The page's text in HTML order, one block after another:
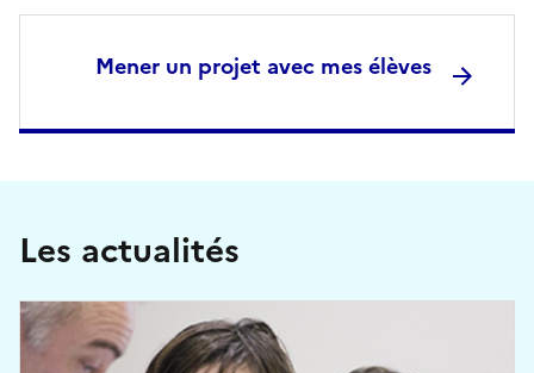
Mener un projet avec mes élèves
Les actualités